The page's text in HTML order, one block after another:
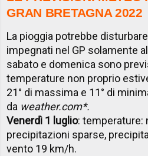
GRAN BRETAGNA 2022
La pioggia potrebbe
impegnati nel GP solamente
sabato e domenica sono
temperature non proprio
21° di massima e 11° di
da weather.com*.
Venerdì 1 luglio: temperature:
precipitazioni sparse,
vento 19 km/h.